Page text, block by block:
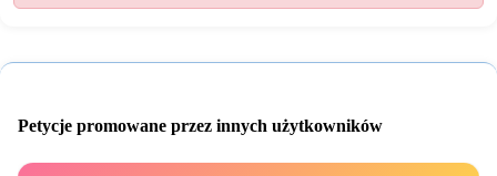
Petycje promowane przez innych użytkowników